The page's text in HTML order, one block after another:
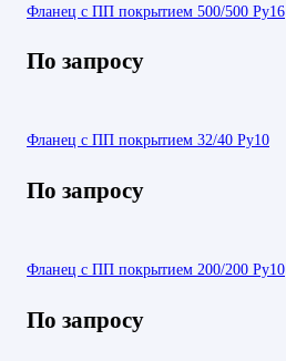
Фланец с ПП покрытием 500/500 Ру16
По запросу
Фланец с ПП покрытием 32/40 Ру10
По запросу
Фланец с ПП покрытием 200/200 Ру10
По запросу